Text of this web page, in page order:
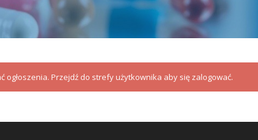
ogłoszenia. Przejdź do strefy użytkownika aby się zalogować.